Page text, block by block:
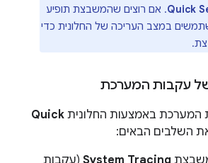
Quick. אם רוצים שהמשבצת תופיע
במצב העריכה של החלונית כדי
עקבות המערכת
באמצעות החלוניתQuick
השלבים הבאים: